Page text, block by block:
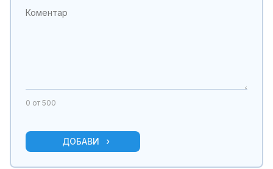
0 от 500
ДОБАВИ